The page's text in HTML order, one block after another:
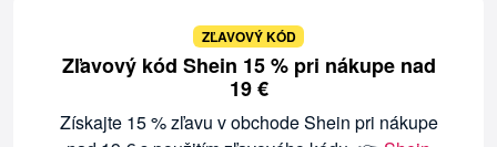
ZĽAVOVÝ KÓD
Zľavový kód Shein 15 % pri nákupe nad
19 €
Získajte 15 % zľavu v obchode Shein pri nákupe